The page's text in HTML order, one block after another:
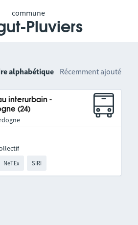
commune
Pluviers
alphabétique Récemment ajouté
interurbain -
(24)
NeTEx SIRI